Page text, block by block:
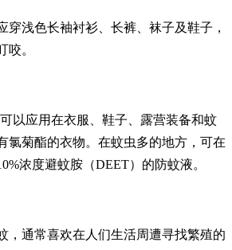
穿浅色长袖衬衫、长裤、袜子及鞋子，
咬。
以应用在衣服、鞋子、露营装备和蚊
氯菊酯的衣物。在蚊虫多的地方，可在
浓度避蚊胺（DEET）的防蚊液。
，通常喜欢在人们生活周遭寻找繁殖的